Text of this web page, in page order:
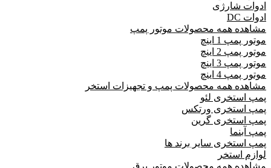
ادوات شارژی
ادوات DC
مشاهده همه محصولات موتور پمپ
موتور پمپ 1 اینچ
موتور پمپ 2 اینچ
موتور پمپ 3 اینچ
موتور پمپ 4 اینچ
مشاهده همه محصولات پمپ و تجهیزات استخر
پمپ استخری لئو
پمپ استخری ورتکس
پمپ استخری گرین
پمپ آبنما
پمپ استخری سایر برند ها
لوازم استخر
مشاهده همه محصولات موتور برق